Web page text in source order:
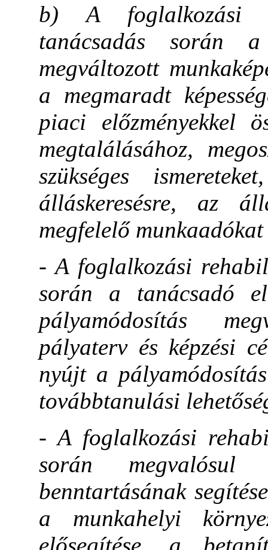
b) A foglalkozási
tanácsadás során
megváltozott
a megmaradt
piaci előzményekkel
megtalálásához,
szükséges
álláskeresésre, az
megfelelő
- A foglalkozási
során a tanácsadó
pályamódosítás
pályaterv és képzési
nyújt a
továbbtanulási
- A foglalkozási
során megvalósul
benntartásának
a munkahelyi
elősegítése, a